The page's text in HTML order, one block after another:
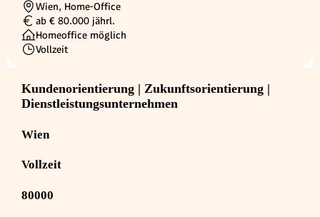
Ortschaft
Wien, Home-Office
Gehalt
ab € 80.000 jährl.
Homeoffice möglich
Beschäftigungsart
Vollzeit
Kundenorientierung | Zukunftsorientierung |
Dienstleistungsunternehmen
Wien
Vollzeit
80000